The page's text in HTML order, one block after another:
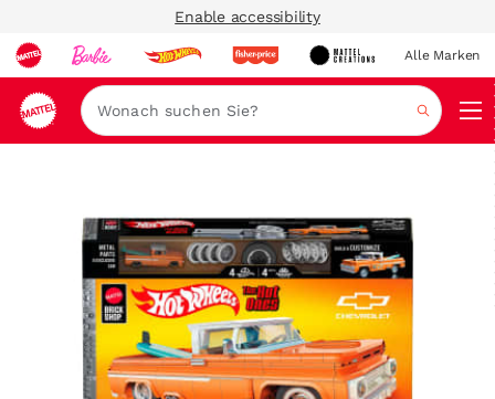
Enable accessibility
Alle Marken
Suche